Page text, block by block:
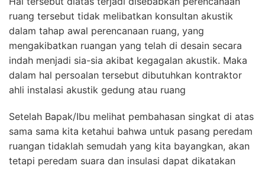
ruang tersebut tidak melibatkan konsultan akustik
dalam tahap awal perencanaan ruang, yang
mengakibatkan ruangan yang telah di desain secara
indah menjadi sia-sia akibat kegagalan akustik. Maka
dalam hal persoalan tersebut dibutuhkan kontraktor
ahli instalasi akustik gedung atau ruang
Setelah Bapak/Ibu melihat pembahasan singkat di atas
sama sama kita ketahui bahwa untuk pasang peredam
ruangan tidaklah semudah yang kita bayangkan, akan
tetapi peredam suara dan insulasi dapat dikatakan